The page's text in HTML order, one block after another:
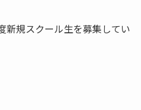
新規スクール生を募集してい